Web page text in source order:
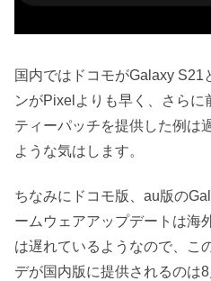
国内ではドコモがGalaxy S21
ンがPixelよりも早く、さらに
ティーパッチを提供した例は
ような気はします。
ちなみにドコモ版、au版の
ームウェアアップデートは海
は遅れているようなので、こ
デが国内版に提供されるのは